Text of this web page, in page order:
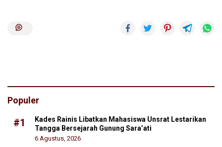
Populer
#1
Kades Rainis Libatkan Mahasiswa Unsrat Lestarikan
Tangga Bersejarah Gunung Sara’ati
6 Agustus, 2026